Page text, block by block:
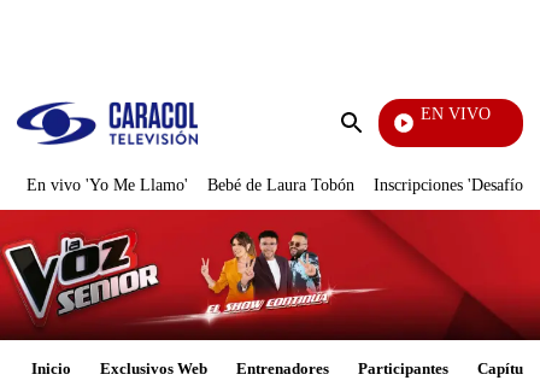
Enviar
EN VIVO
Rafael Orozco
En vivo 'Yo Me Llamo' Bebé de Laura Tobón Inscripciones 'Desafío'
Inicio Exclusivos Web Entrenadores Participantes